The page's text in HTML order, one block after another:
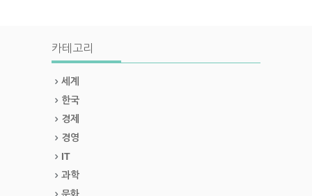
카테고리
세계
한국
경제
경영
IT
과학
문화